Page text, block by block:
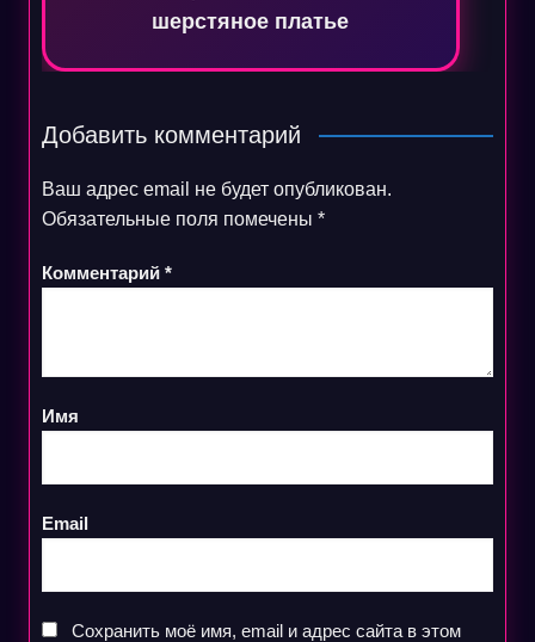
шерстяное платье
Добавить комментарий
Ваш адрес email не будет опубликован.
Обязательные поля помечены *
Комментарий *
Имя
Email
Сохранить моё имя, email и адрес сайта в этом